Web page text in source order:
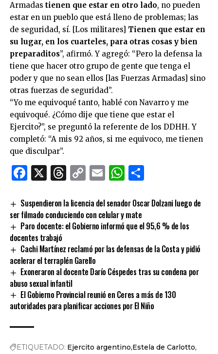
Armadas tienen que estar en otro lado, no pueden
estar en un pueblo que está lleno de problemas; las
de seguridad, sí. [Los militares] Tienen que estar en
su lugar, en los cuarteles, para otras cosas y bien
preparaditos”, afirmó. Y agregó: “Pero la defensa la
tiene que hacer otro grupo de gente que tenga el
poder y que no sean ellos [las Fuerzas Armadas] sino
otras fuerzas de seguridad”.
“Yo me equivoqué tanto, hablé con Navarro y me
equivoqué. ¿Cómo dije que tiene que estar el
Ejercito?”, se preguntó la referente de los DDHH. Y
completó: “A mis 92 años, si me equivoco, me tienen
que disculpar”.
Facebook
X Threads
CopyEmailWhatsApp
Suspendieron la licencia del senador Oscar Dolzani luego de
ser filmado conduciendo con celular y mate
Paro docente: el Gobierno informó que el 95,6 % de los
docentes trabajó
Cachi Martínez reclamó por las defensas de la Costa y pidió
acelerar el terraplén Garello
Exoneraron al docente Darío Céspedes tras su condena por
abuso sexual infantil
El Gobierno Provincial reunió en Ceres a más de 130
autoridades para planificar acciones por El Niño
ETIQUETADO: Ejercito argentino Estela de Carlotto